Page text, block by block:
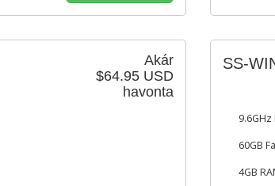
Akár
$64.95 USD
havonta
SS-
9.6GHz
60GB
4GB